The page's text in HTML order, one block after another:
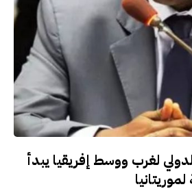
لغرب ووسط إفريقيا يبدأ